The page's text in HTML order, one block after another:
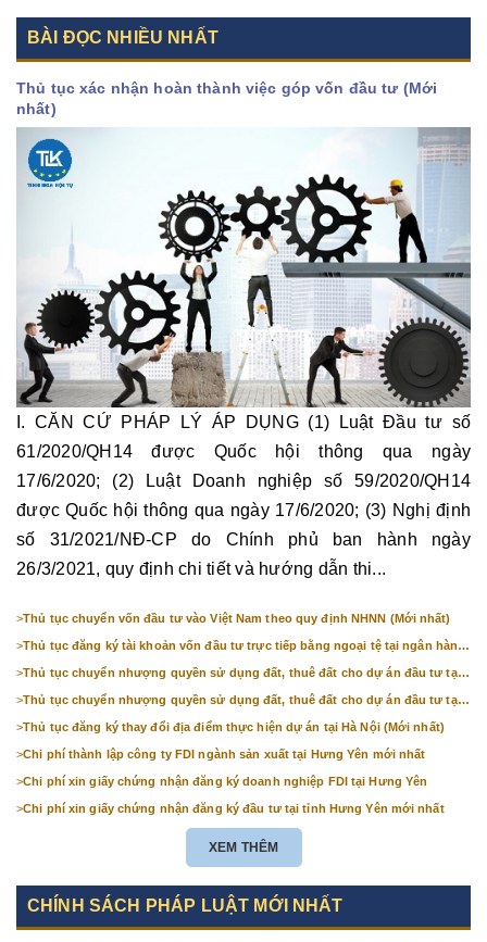
BÀI ĐỌC NHIỀU NHẤT
Thủ tục xác nhận hoàn thành việc góp vốn đầu tư (Mới
nhất)
I. CĂN CỨ PHÁP LÝ ÁP DỤNG (1) Luật Đầu tư số
61/2020/QH14 được Quốc hội thông qua ngày
17/6/2020; (2) Luật Doanh nghiệp số 59/2020/QH14
được Quốc hội thông qua ngày 17/6/2020; (3) Nghị định
số 31/2021/NĐ-CP do Chính phủ ban hành ngày
26/3/2021, quy định chi tiết và hướng dẫn thi...
>Thủ tục chuyển vốn đầu tư vào Việt Nam theo quy định NHNN (Mới nhất)
>Thủ tục đăng ký tài khoản vốn đầu tư trực tiếp bằng ngoại tệ tại ngân hàng
>Thủ tục chuyển nhượng quyền sử dụng đất, thuê đất cho dự án đầu tư tại
>Thủ tục chuyển nhượng quyền sử dụng đất, thuê đất cho dự án đầu tư tại
>Thủ tục đăng ký thay đổi địa điểm thực hiện dự án tại Hà Nội (Mới nhất)
>Chi phí thành lập công ty FDI ngành sản xuất tại Hưng Yên mới nhất
>Chi phí xin giấy chứng nhận đăng ký doanh nghiệp FDI tại Hưng Yên
>Chi phí xin giấy chứng nhận đăng ký đầu tư tại tỉnh Hưng Yên mới nhất
XEM THÊM
CHÍNH SÁCH PHÁP LUẬT MỚI NHẤT